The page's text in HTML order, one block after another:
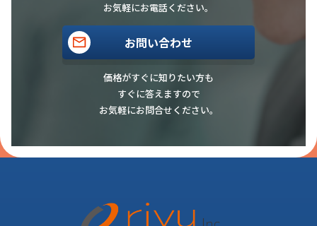
お気軽にお電話ください。
お問い合わせ
価格がすぐに知りたい方も
すぐに答えますので
お気軽にお問合せください。